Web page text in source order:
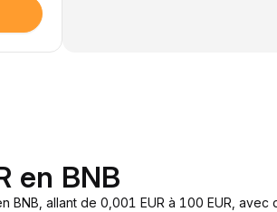
en BNB
allant de 0,001 EUR à 100 EUR,